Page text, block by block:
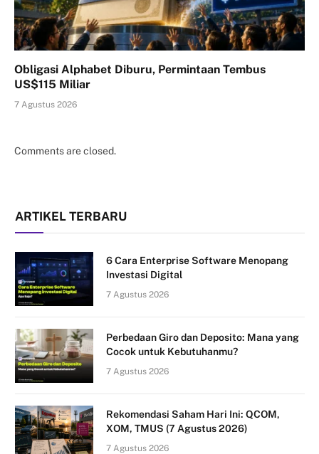
Obligasi Alphabet Diburu, Permintaan Tembus
US$115 Miliar
7 Agustus 2026
Comments are closed.
ARTIKEL TERBARU
6 Cara Enterprise Software Menopang
Investasi Digital
7 Agustus 2026
Perbedaan Giro dan Deposito: Mana yang
Cocok untuk Kebutuhanmu?
7 Agustus 2026
Rekomendasi Saham Hari Ini: QCOM,
XOM, TMUS (7 Agustus 2026)
7 Agustus 2026